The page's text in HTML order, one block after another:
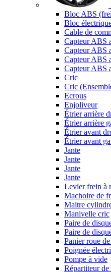
Bloc ABS
Bloc
Cable de
Capteur ABS
Capteur ABS
Capteur ABS
Capteur ABS
Cric
Cric
Ecrous
Enjoliveur
Étrier arrière
Étrier arrière
Étrier avant
Étrier avant
Jante
Jante
Jante
Jante
Levier frein à
Machoire de
Maitre
Manivelle cric
Paire de
Paire de
Panier roue
Poignée
Pompe à vide
Répartiteur de